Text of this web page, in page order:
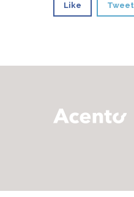
Like Tweet